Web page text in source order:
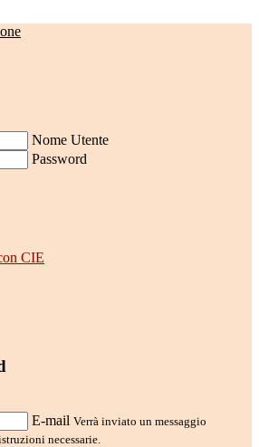
Nome Utente
Password
CIE
E-mail Verrà inviato un messaggio
necessarie.